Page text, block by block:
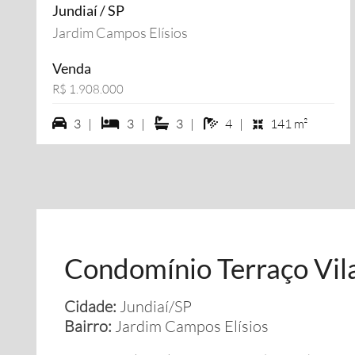
Jundiaí / SP
Jardim Campos Elísios
Venda
R$ 1.908.000
3 vagas na garagem
3 | 3 dormiórios
3 | 3 suítes
3 | 4 banheiros
4 | 141 m²
Condomínio Terraço
Cidade: Jundiaí/SP
Bairro: Jardim Campos Elísios